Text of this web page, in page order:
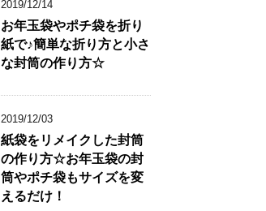
2019/12/14
お年玉袋やポチ袋を折り
紙で♪簡単な折り方と小さ
な封筒の作り方☆
2019/12/03
紙袋をリメイクした封筒
の作り方☆お年玉袋の封
筒やポチ袋もサイズを変
えるだけ！